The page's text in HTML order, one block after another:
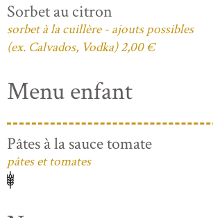
Sorbet au citron
sorbet à la cuillère - ajouts possibles
(ex. Calvados, Vodka) 2,00 €
Menu enfant
Pâtes à la sauce tomate
pâtes et tomates